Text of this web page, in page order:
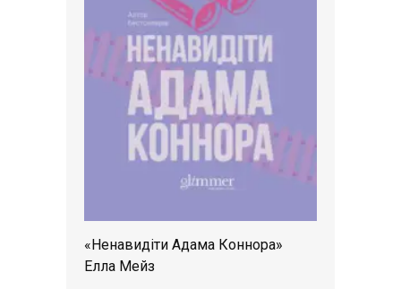
«Ненавидіти Адама Коннора»
Елла Мейз